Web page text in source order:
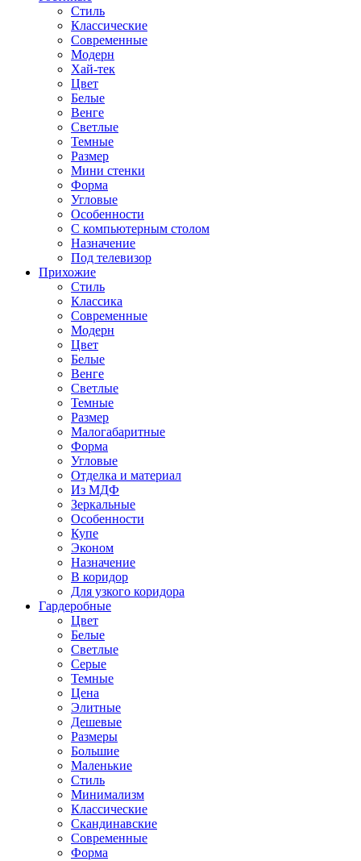
Стиль
Классические
Современные
Модерн
Хай-тек
Цвет
Белые
Венге
Светлые
Темные
Размер
Мини стенки
Форма
Угловые
Особенности
С компьютерным столом
Назначение
Под телевизор
Прихожие
Стиль
Классика
Современные
Модерн
Цвет
Белые
Венге
Светлые
Темные
Размер
Малогабаритные
Форма
Угловые
Отделка и материал
Из МДФ
Зеркальные
Особенности
Купе
Эконом
Назначение
В коридор
Для узкого коридора
Гардеробные
Цвет
Белые
Светлые
Серые
Темные
Цена
Элитные
Дешевые
Размеры
Большие
Маленькие
Стиль
Минимализм
Классические
Скандинавские
Современные
Форма